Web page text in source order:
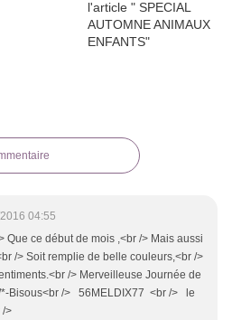
04:55
Que ce début de mois ,<br /> Mais aussi
/> Soit remplie de belle couleurs,<br />
/> Merveilleuse Journée de
*-Bisous<br /> 56MELDIX77 <br /> le
>